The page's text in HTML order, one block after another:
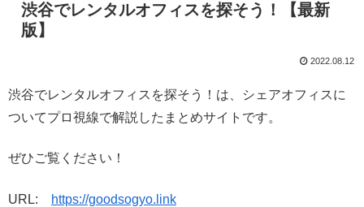
渋谷でレンタルオフィスを探そう！【最新
版】
2022.08.12
渋谷でレンタルオフィスを探そう！は、シェアオフィスに
ついてプロ視線で解説したまとめサイトです。
ぜひご覧ください！
URL: https://goodsogyo.link